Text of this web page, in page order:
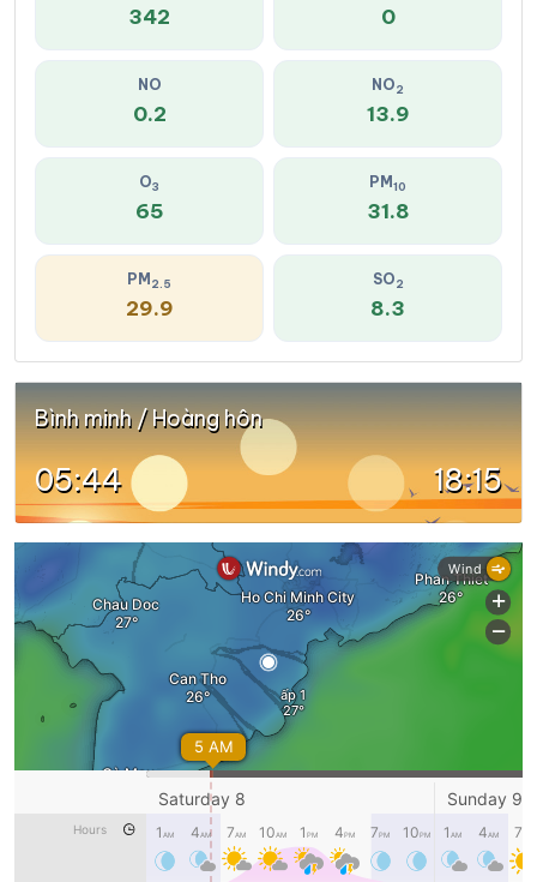
342 0
NO
0.2
NO2
13.9
O3
65
PM 10
31.8
PM 2.5
29.9
SO2
8.3
Bình minh / Hoàng hôn
05:44 18:15